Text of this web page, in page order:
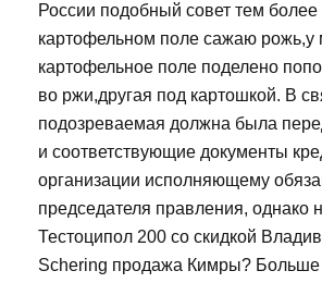
России подобный совет тем более
картофельном поле сажаю рожь,у
картофельное поле поделено
во ржи,другая под картошкой. В
подозреваемая должна была
и соответствующие документы
организации исполняющему
председателя правления, однако
Тестоципол 200 со скидкой
Schering продажа Кимры? Больше